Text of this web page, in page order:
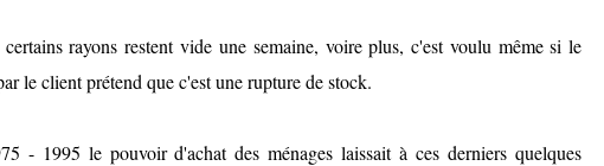
rayons restent vide une semaine, voire plus, c'est voulu même si le
le client prétend que c'est une rupture de stock.
- 1995 le pouvoir d'achat des ménages laissait à ces derniers quelques